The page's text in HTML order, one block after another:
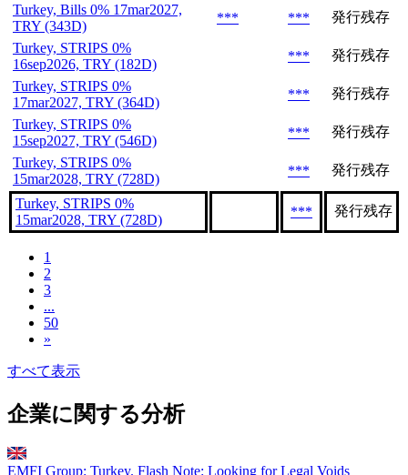
Turkey, Bills 0% 17mar2027,
TRY (343D)
*** ***
発行残存
Turkey, STRIPS 0%
16sep2026, TRY (182D)
***
発行残存
Turkey, STRIPS 0%
17mar2027, TRY (364D)
***
発行残存
Turkey, STRIPS 0%
15sep2027, TRY (546D)
***
発行残存
Turkey, STRIPS 0%
15mar2028, TRY (728D)
*** 発行残存
Turkey, STRIPS 0%
15mar2028, TRY (728D)
*** 発行残存
1
2
3
...
50
»
すべて表示
企業に関する分析
EMFI Group: Turkey. Flash Note: Looking for Legal Voids